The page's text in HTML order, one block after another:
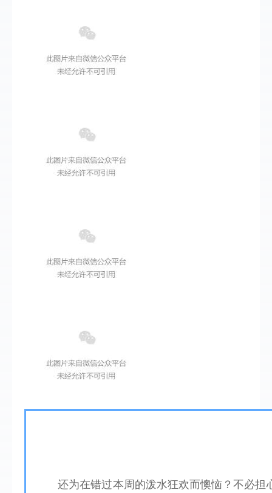
还为在错过本周的泼水狂欢而懊恼？不必担